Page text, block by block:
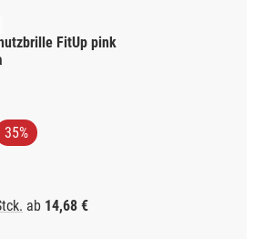
FitUp pink
35%
ab 14,68 €